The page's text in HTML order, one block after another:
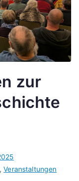
zur
Veranstaltungen